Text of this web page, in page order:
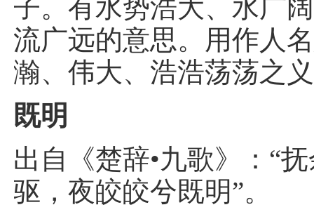
子。有水势浩大、水广
流广远的意思。用作人
瀚、伟大、浩浩荡荡之
既明
出自《楚辞•九歌》：“
驱，夜皎皎兮既明”。